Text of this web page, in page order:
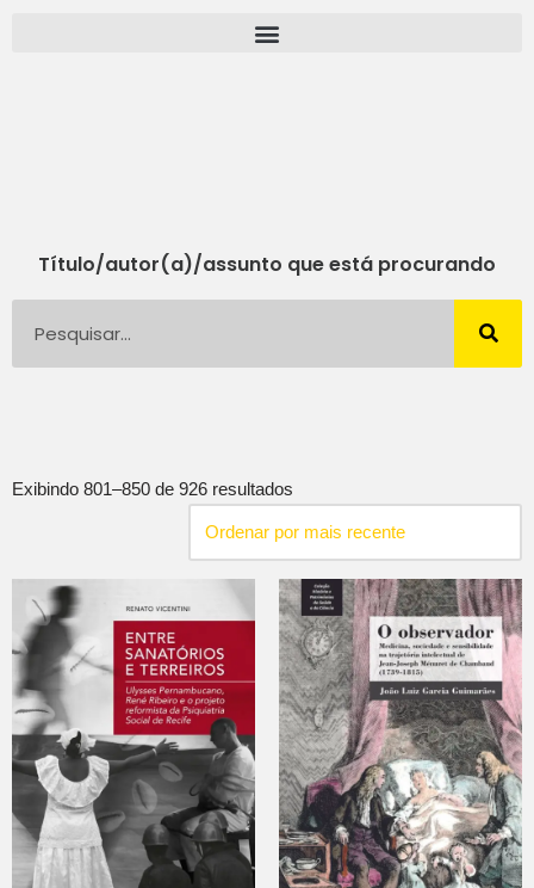
Título/autor(a)/assunto que está procurando
Exibindo 801–850 de 926 resultados